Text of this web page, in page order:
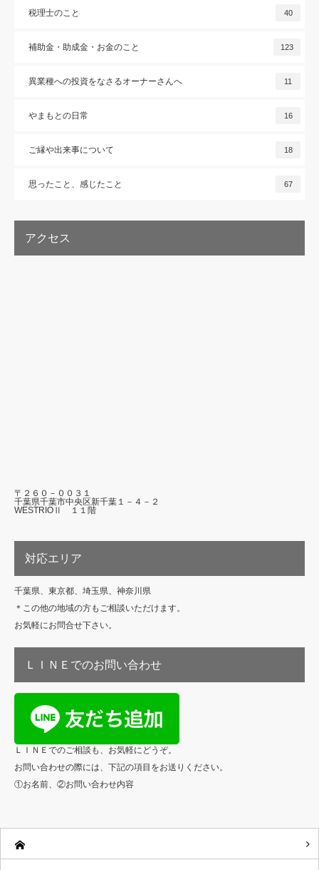
税理士のこと 40
補助金・助成金・お金のこと 123
異業種への投資をなさるオーナーさんへ 11
やまもとの日常 16
ご縁や出来事について 18
思ったこと、感じたこと 67
アクセス
〒２６０－００３１
千葉県千葉市中央区新千葉１－４－２
WESTRIOⅡ １１階
対応エリア
千葉県、東京都、埼玉県、神奈川県
＊この他の地域の方もご相談いただけます。
お気軽にお問合せ下さい。
ＬＩＮＥでのお問い合わせ
ＬＩＮＥでのご相談も、お気軽にどうぞ。
お問い合わせの際には、下記の項目をお送りください。
①お名前、②お問い合わせ内容